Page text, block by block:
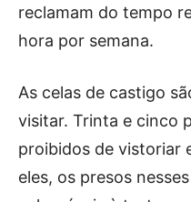
reclamam do tempo
hora por semana.
As celas de castigo
visitar. Trinta e cinco
proibidos de vistoriar
eles, os presos